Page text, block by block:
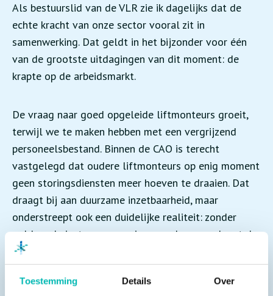
Toestemming Details Over
Als bestuurslid van de VLR zie ik dagelijks dat de
echte kracht van onze sector vooral zit in
samenwerking. Dat geldt in het bijzonder voor één
van de grootste uitdagingen van dit moment: de
krapte op de arbeidsmarkt.
De vraag naar goed opgeleide liftmonteurs groeit,
terwijl we te maken hebben met een vergrijzend
personeelsbestand. Binnen de CAO is terecht
vastgelegd dat oudere liftmonteurs op enig moment
geen storingsdiensten meer hoeven te draaien. Dat
draagt bij aan duurzame inzetbaarheid, maar
onderstreept ook een duidelijke realiteit: zonder
voldoende instroom van nieuwe vakmensen komt de
continuïteit van onze dienstverlening onder druk te
staan.